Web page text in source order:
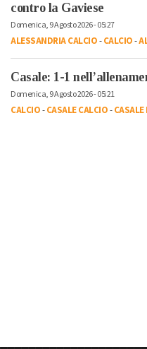
contro la Gaviese
Domenica, 9 Agosto 2026 - 05:27
ALESSANDRIA CALCIO-CALCIO-
Casale: 1-1
Domenica, 9 Agosto 2026 - 05:21
CALCIO-CASALE CALCIO-